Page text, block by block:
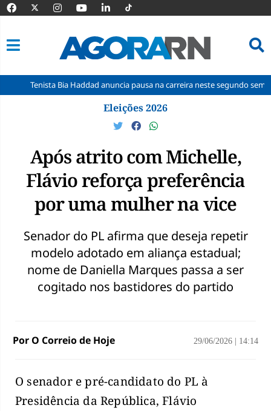
Bia Haddad anuncia pausa na carreira neste segundo semestre
Eleições 2026
Após atrito com Michelle,
Flávio reforça preferência
por uma mulher na vice
Senador do PL afirma que deseja repetir
modelo adotado em aliança estadual;
nome de Daniella Marques passa a ser
cogitado nos bastidores do partido
Por O Correio de Hoje 29/06/2026 14:14
O senador e pré-candidato do PL à
Presidência da República, Flávio